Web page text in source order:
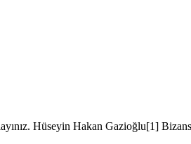
Hüseyin Hakan Gazioğlu[1]